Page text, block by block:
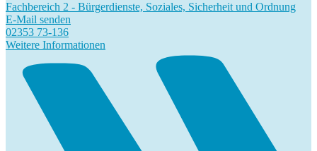
Fachbereich 2 - Bürgerdienste, Soziales, Sicherheit und Ordnung
E-Mail senden
02353 73-136
Weitere Informationen